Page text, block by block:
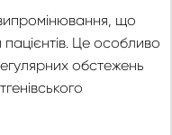
що
Це особливо
обстежень